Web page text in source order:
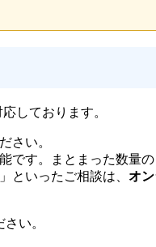
しております。
さい。
す。まとまった数量の
といったご相談は、 オ
い。